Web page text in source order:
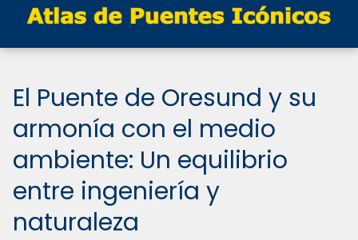
El Puente de Oresund y su
armonía con el medio
ambiente: Un equilibrio
entre ingeniería y
naturaleza